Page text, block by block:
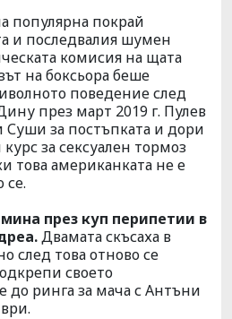
популярна покрай
и последвалия шумен
комисия на щата
на боксьора беше
поведение след
през март 2019 г. Пулев
за постъпката и дори
за сексуален тормоз
това американката не е
се.
през куп перипетии в
Двамата скъсаха в
след това отново се
своето
до ринга за мача с Антъни